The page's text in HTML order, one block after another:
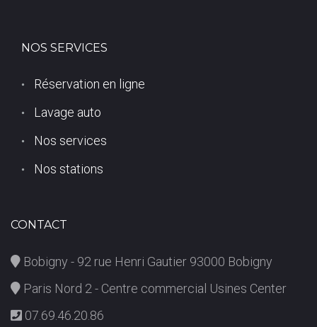
NOS SERVICES
Réservation en ligne
Lavage auto
Nos services
Nos stations
CONTACT
Bobigny - 92 rue Henri Gautier 93000 Bobigny
Paris Nord 2 - Centre commercial Usines Center
07.69.46.20.86